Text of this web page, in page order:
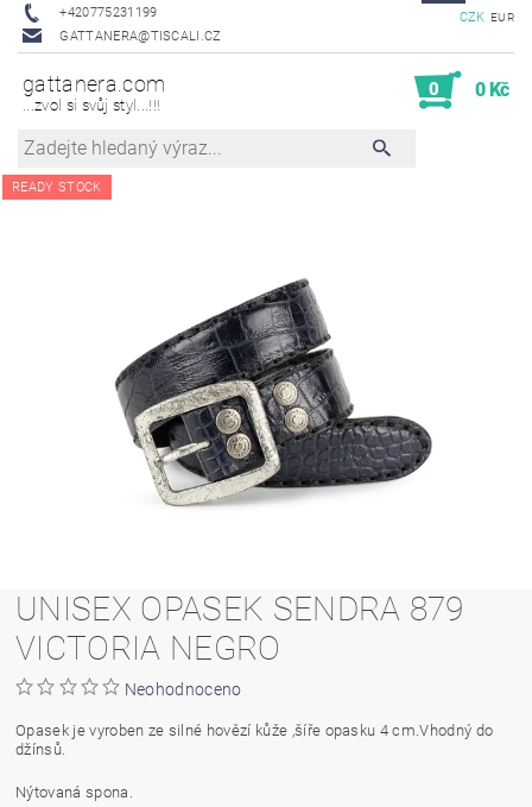
+420775231199
GATTANERA@TISCALI.CZ
CZK EUR
gattanera.com
...zvol si svůj styl...!!!
0 0 Kč
READY STOCK
UNISEX OPASEK SENDRA 879
VICTORIA NEGRO
Neohodnoceno
Opasek je vyroben ze silné hovězí kůže ,šíře opasku 4 cm.Vhodný do
džínsů.
Nýtovaná spona.